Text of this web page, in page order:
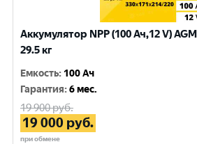
Аккумулятор NPP (100 Ач,12 V)
29.5 кг
Емкость: 100 Ач
Гарантия:6 мес.
19 900руб.
19 000 руб.
при обмене